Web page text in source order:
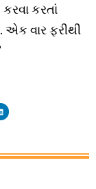
કરતાં
વાર ફરીથી